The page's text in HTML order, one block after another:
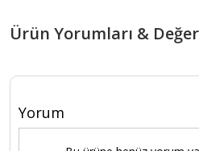
Ürün Yorumları &
Yorum